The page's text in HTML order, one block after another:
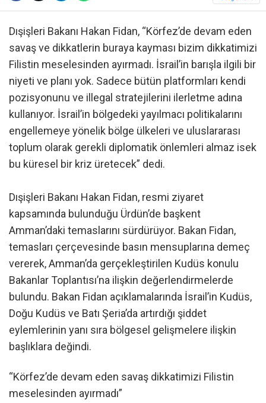
Dışişleri Bakanı Hakan Fidan, “Körfez’de devam eden
savaş ve dikkatlerin buraya kayması bizim dikkatimizi
Filistin meselesinden ayırmadı. İsrail’in barışla ilgili bir
niyeti ve planı yok. Sadece bütün platformları kendi
pozisyonunu ve illegal stratejilerini ilerletme adına
kullanıyor. İsrail’in bölgedeki yayılmacı politikalarını
engellemeye yönelik bölge ülkeleri ve uluslararası
toplum olarak gerekli diplomatik önlemleri almaz isek
bu küresel bir kriz üretecek” dedi.
Dışişleri Bakanı Hakan Fidan, resmi ziyaret
kapsamında bulunduğu Ürdün’de başkent
Amman’daki temaslarını sürdürüyor. Bakan Fidan,
temasları çerçevesinde basın mensuplarına demeç
vererek, Amman’da gerçekleştirilen Kudüs konulu
Bakanlar Toplantısı’na ilişkin değerlendirmelerde
bulundu. Bakan Fidan açıklamalarında İsrail’in Kudüs,
Doğu Kudüs ve Batı Şeria’da artırdığı şiddet
eylemlerinin yanı sıra bölgesel gelişmelere ilişkin
başlıklara değindi.
“Körfez’de devam eden savaş dikkatimizi Filistin
meselesinden ayırmadı”